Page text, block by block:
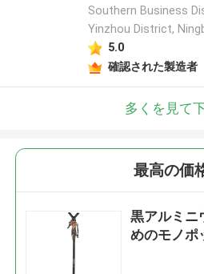
Southern Business
Yinzhou District,
5.0
確認された製造者
多くを見て
最高の価
黒アルミニ
めのモノポ